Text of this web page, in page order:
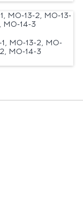
М0-13-2, М0-
М0-14-3